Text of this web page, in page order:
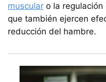
muscular o la
que también ejercen
reducción del hambre.